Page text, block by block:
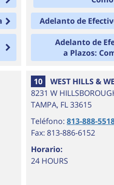
Adelanto de
Adelanto de
a Plazos:
10
WEST HILLS &
8231 W
TAMPA, FL33615
Teléfono:813-888-
Fax: 813-886-6152
Horario:
24 HOURS